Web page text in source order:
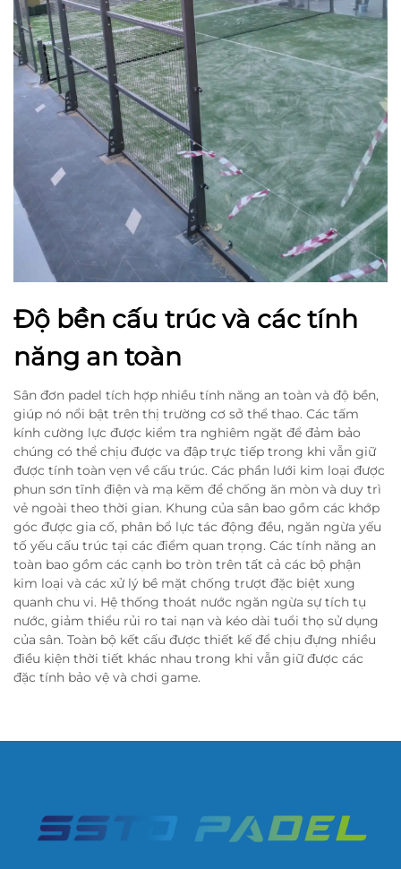
Độ bền cấu trúc và các tính
năng an toàn
Sân đơn padel tích hợp nhiều tính năng an toàn và độ bền,
giúp nó nổi bật trên thị trường cơ sở thể thao. Các tấm
kính cường lực được kiểm tra nghiêm ngặt để đảm bảo
chúng có thể chịu được va đập trực tiếp trong khi vẫn giữ
được tính toàn vẹn về cấu trúc. Các phần lưới kim loại được
phun sơn tĩnh điện và mạ kẽm để chống ăn mòn và duy trì
vẻ ngoài theo thời gian. Khung của sân bao gồm các khớp
góc được gia cố, phân bổ lực tác động đều, ngăn ngừa yếu
tố yếu cấu trúc tại các điểm quan trọng. Các tính năng an
toàn bao gồm các cạnh bo tròn trên tất cả các bộ phận
kim loại và các xử lý bề mặt chống trượt đặc biệt xung
quanh chu vi. Hệ thống thoát nước ngăn ngừa sự tích tụ
nước, giảm thiểu rủi ro tai nạn và kéo dài tuổi thọ sử dụng
của sân. Toàn bộ kết cấu được thiết kế để chịu đựng nhiều
điều kiện thời tiết khác nhau trong khi vẫn giữ được các
đặc tính bảo vệ và chơi game.